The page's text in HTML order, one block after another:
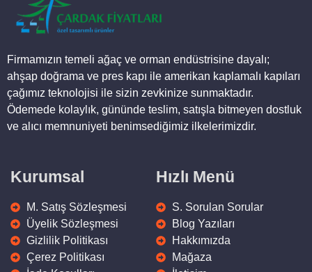
4.800,00
Ürüne Git
Firmamızın temeli ağaç ve orman endüstrisine dayalı;
ahşap doğrama ve pres kapı ile amerikan kaplamalı kapıları
çağımız teknolojisi ile sizin zevkinize sunmaktadır.
Ödemede kolaylık, gününde teslim, satışla bitmeyen dostluk
ve alıcı memnuniyeti benimsediğimiz ilkelerimizdir.
Kurumsal
M. Satış Sözleşmesi
Üyelik Sözleşmesi
Gizlilik Politikası
Çerez Politikası
Hızlı Menü
S. Sorulan Sorular
Blog Yazıları
Hakkımızda
Mağaza